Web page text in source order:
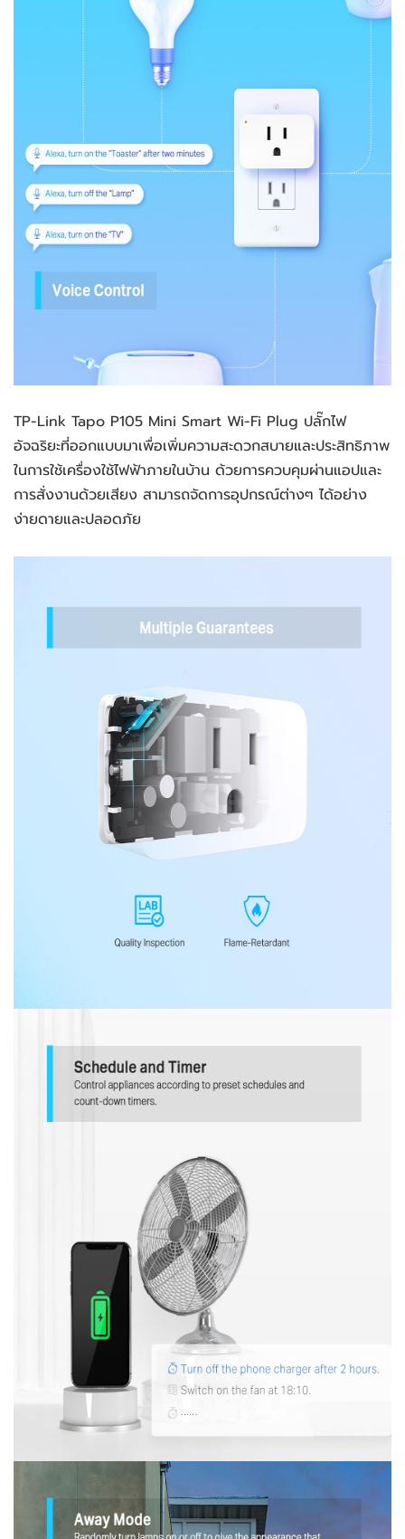
TP-Link Tapo P105 Mini Smart Wi-Fi Plug ปลั๊กไฟ
อัจฉริยะที่ออกแบบมาเพื่อเพิ่มความสะดวกสบายและประสิทธิภาพ
ในการใช้เครื่องใช้ไฟฟ้าภายในบ้าน ด้วยการควบคุมผ่านแอปและ
การสั่งงานด้วยเสียง สามารถจัดการอุปกรณ์ต่างๆ ได้อย่าง
ง่ายดายและปลอดภัย